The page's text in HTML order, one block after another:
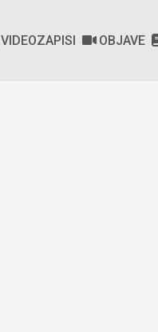
VIDEOZAPISI OBJAVE